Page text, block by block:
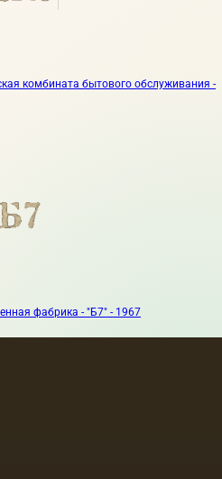
комбината бытового обслуживания -
фабрика - "Б7" - 1967